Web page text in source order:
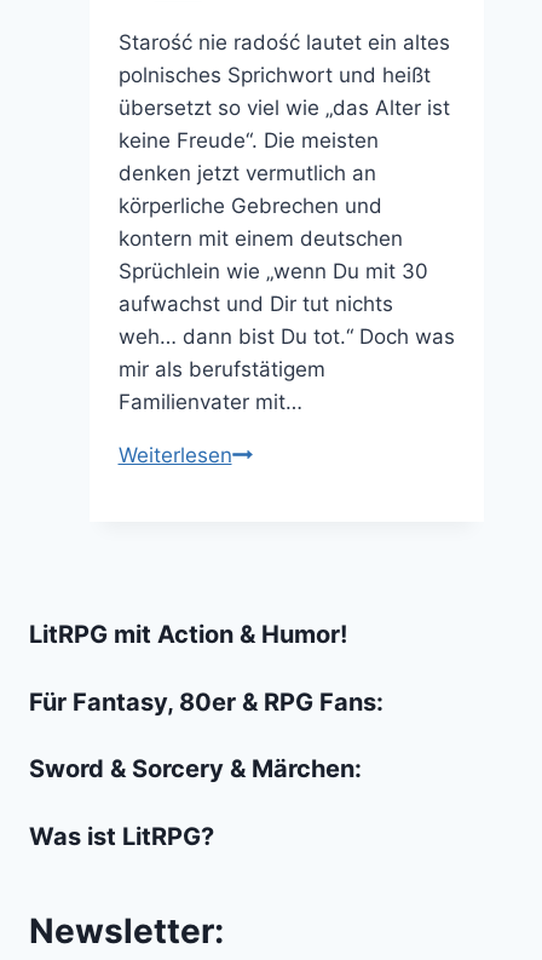
Starość nie radość lautet ein altes
polnisches Sprichwort und heißt
übersetzt so viel wie „das Alter ist
keine Freude“. Die meisten
denken jetzt vermutlich an
körperliche Gebrechen und
kontern mit einem deutschen
Sprüchlein wie „wenn Du mit 30
aufwachst und Dir tut nichts
weh… dann bist Du tot.“ Doch was
mir als berufstätigem
Familienvater mit…
WeiterlesenGibt
Serien?
mir!
LitRPG mit Action & Humor!
Für Fantasy, 80er & RPG Fans:
Sword & Sorcery & Märchen:
Was ist LitRPG?
Newsletter: